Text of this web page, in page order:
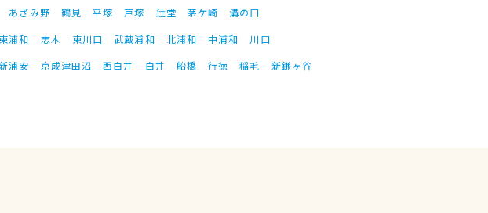
あざみ野 鶴見 平塚 戸塚 辻堂 茅ケ崎
溝の口
東浦和 志木 東川口 武蔵浦和 北浦和 中浦和
川口
浦安 京成津田沼 西白井 白井 船橋 行徳 稲毛 新鎌ヶ谷